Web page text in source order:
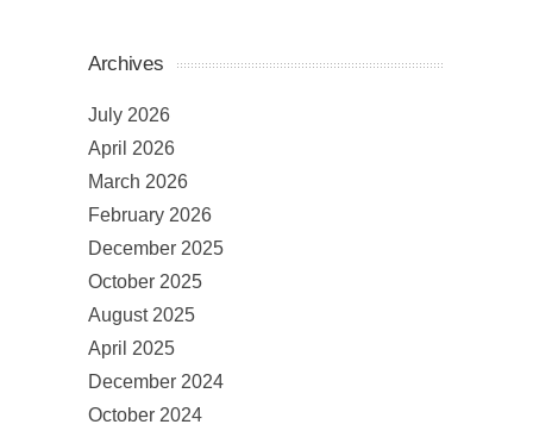
Archives
July 2026
April 2026
March 2026
February 2026
December 2025
October 2025
August 2025
April 2025
December 2024
October 2024